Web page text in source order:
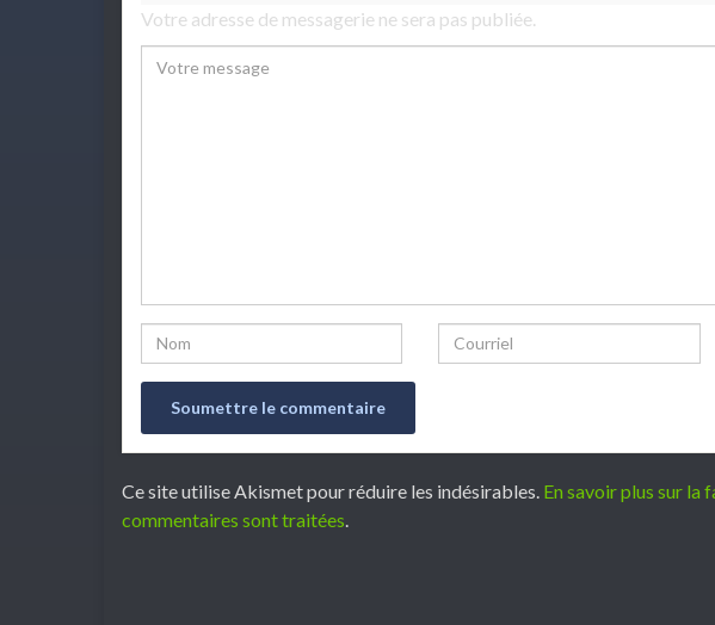
Votre adresse de messagerie ne sera pas publiée.
Comment
Name Email
Ce site utilise Akismet pour réduire les indésirables. En savoir plus sur la
commentaires sont traitées